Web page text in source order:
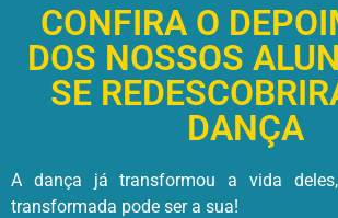
CONFIRA O
DOS NOSSOS
SE
DANÇA
A dança já transformou a vida
transformada pode ser a sua!